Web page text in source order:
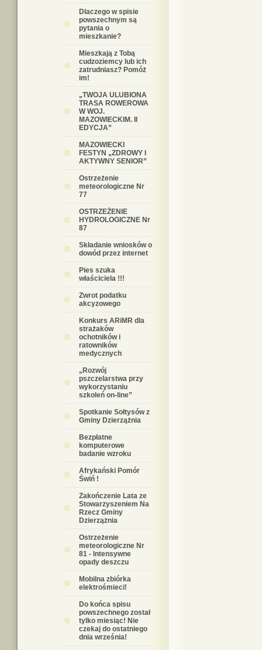
Dlaczego w spisie
powszechnym są
pytania o
mieszkanie?
Mieszkają z Tobą
cudzoziemcy lub ich
zatrudniasz? Pomóż
im!
„TWOJA ULUBIONA
TRASA ROWEROWA
W WOJ.
MAZOWIECKIM. II
EDYCJA”
MAZOWIECKI
FESTYN „ZDROWY I
AKTYWNY SENIOR”
Ostrzeżenie
meteorologiczne Nr
77
OSTRZEŻENIE
HYDROLOGICZNE Nr
87
Składanie wniosków o
dowód przez internet
Pies szuka
właściciela !!!
Zwrot podatku
akcyzowego
Konkurs ARiMR dla
strażaków
ochotników i
ratowników
medycznych
„Rozwój
pszczelarstwa przy
wykorzystaniu
szkoleń on-line”
Spotkanie Sołtysów z
Gminy Dzierzążnia
Bezpłatne
komputerowe
badanie wzroku
Afrykański Pomór
Świń !
Zakończenie Lata ze
Stowarzyszeniem Na
Rzecz Gminy
Dzierzążnia
Ostrzeżenie
meteorologiczne Nr
81 - Intensywne
opady deszczu
Mobilna zbiórka
elektrośmieci!
Do końca spisu
powszechnego został
tylko miesiąc! Nie
czekaj do ostatniego
dnia września!